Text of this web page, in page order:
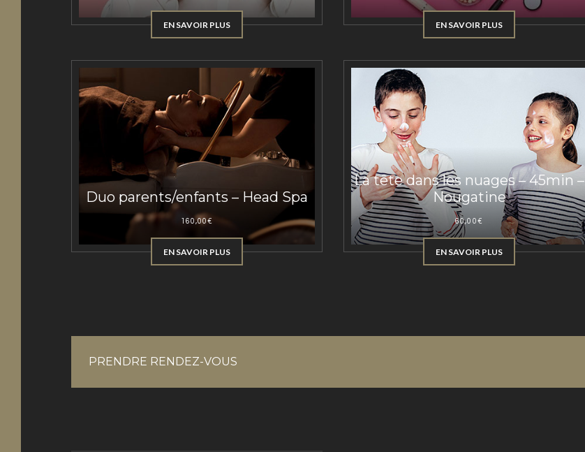
EN SAVOIR PLUS EN SAVOIR PLUS
Duo parents/enfants – Head Spa
160,00€
EN SAVOIR PLUS
La tête dans les nuages – 45min –
Nougatine
60,00€
EN SAVOIR PLUS
PRENDRE RENDEZ-VOUS